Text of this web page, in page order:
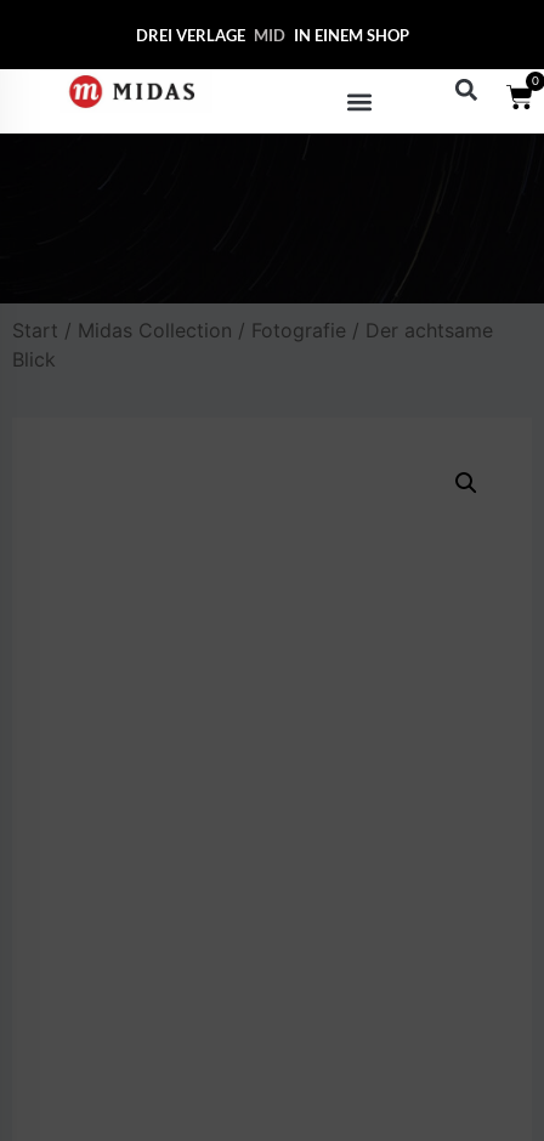
DREI VERLAGE MIDAS CO IN EINEM SHOP
0
Start / Midas Collection / Fotografie / Der achtsame
Blick